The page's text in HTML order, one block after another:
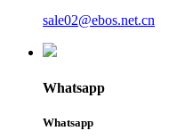
sale02@ebos.net.cn
Whatsapp
Whatsapp